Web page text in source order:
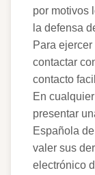
por motivos
la defensa
Para
contactar
contacto
En
presentar
Española
valer sus
electrónico